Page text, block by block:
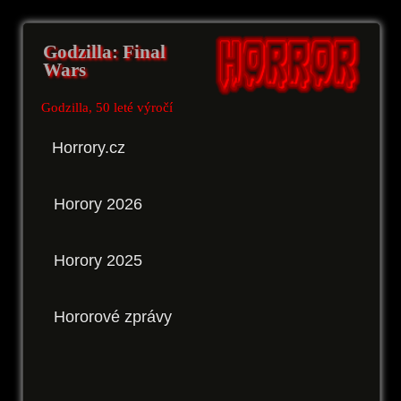
Godzilla: Final
Wars
Godzilla, 50 leté výročí
Horrory.cz
Horory 2026
Horory 2025
Hororové zprávy